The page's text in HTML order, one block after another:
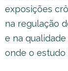
exposições
na regulação
e na
onde o estudo